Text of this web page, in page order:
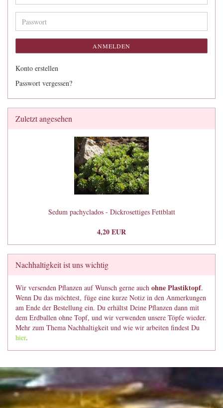
Mail-
Adresse
Passwort
ANMELDEN
Konto erstellen
Passwort vergessen?
Zuletzt angesehen
Sedum pachyclados - Dickrosettiges Fettblatt
4,20 EUR
Nachhaltigkeit ist uns wichtig
Wir versenden Pflanzen auf Wunsch gerne auch ohne Plastiktopf.
Wenn Du das möchtest, füge eine kurze Notiz in den Anmerkungen
am Ende der Bestellung ein. Du erhältst Deine Pflanzen dann mit
dem Erdballen ohne Topf, und wir verwenden unsere Töpfe wieder.
Mehr zum Thema Nachhaltigkeit und wie wir arbeiten findest Du
hier.